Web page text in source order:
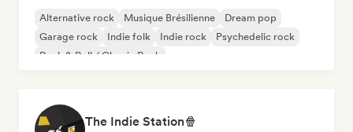
Alternative rock Musique Brésilienne
Dream pop
Garage rock
Indie folk Indie rock
Psychedelic rock
Rock & Roll / Classic Rock
The Indie Station🍿